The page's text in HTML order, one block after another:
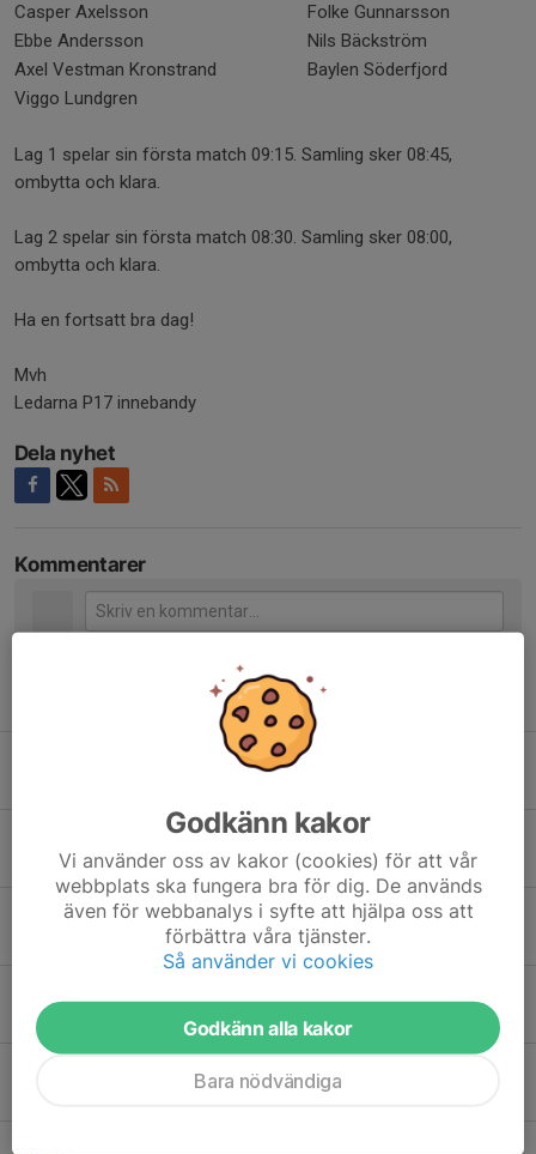
Casper Axelsson
Folke Gunnarsson
Ebbe Andersson
Nils Bäckström
Axel Vestman Kronstrand
Baylen Söderfjord
Viggo Lundgren
Lag 1 spelar sin första match 09:15. Samling sker 08:45,
ombytta och klara.
Lag 2 spelar sin första match 08:30. Samling sker 08:00,
ombytta och klara.
Ha en fortsatt bra dag!
Mvh
Ledarna P17 innebandy
Dela nyhet
Kommentarer
Floorball Games 18 april
GIAB Concept Cup Tranås
23 mar, 07:59 0
Sammandrag Walbeckshallen 1 mars
26 feb, 20:24 0
0
GIAB Concept Cup Tranås
Godkänn kakor
Vi använder oss av kakor (cookies) för att vår
webbplats ska fungera bra för dig. De används
även för webbanalys i syfte att hjälpa oss att
förbättra våra tjänster.
Så använder vi cookies
Godkänn alla kakor
Bara nödvändiga